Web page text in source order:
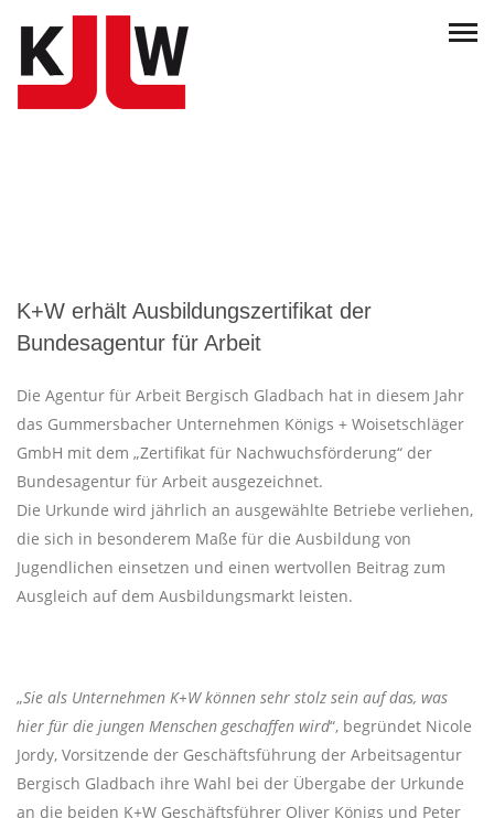
K+W erhält Ausbildungszertifikat der
Bundesagentur für Arbeit
Die Agentur für Arbeit Bergisch Gladbach hat in diesem Jahr
das Gummersbacher Unternehmen Königs + Woisetschläger
GmbH mit dem „Zertifikat für Nachwuchsförderung“ der
Bundesagentur für Arbeit ausgezeichnet.
Die Urkunde wird jährlich an ausgewählte Betriebe verliehen,
die sich in besonderem Maße für die Ausbildung von
Jugendlichen einsetzen und einen wertvollen Beitrag zum
Ausgleich auf dem Ausbildungsmarkt leisten.
„Sie als Unternehmen K+W können sehr stolz sein auf das, was
hier für die jungen Menschen geschaffen wird“, begründet Nicole
Jordy, Vorsitzende der Geschäftsführung der Arbeitsagentur
Bergisch Gladbach ihre Wahl bei der Übergabe der Urkunde
an die beiden K+W Geschäftsführer Oliver Königs und Peter